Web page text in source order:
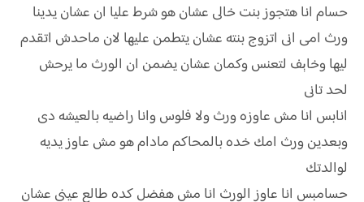
حسام انا هتجوز بنت خالى عشان هو شرط عليا ان عشان يدينا
ورث امى انى اتزوج بنته عشان يتطمن عليها لان ماحدش اتقدم
ليها وخاېف لتعنس وكمان عشان يضمن ان الورث ما يرحش
لحد تانى
انابس انا مش عاوزه ورث ولا فلوس وانا راضيه بالعيشه دى
وبعدين ورث امك خده بالمحاكم مادام هو مش عاوز يديه
لوالدتك
حسامبس انا عاوز الورث انا مش هفضل كده طالع عينى عشان